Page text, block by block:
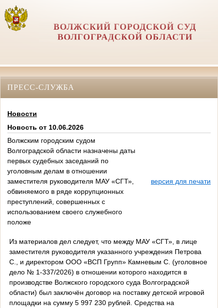
ВОЛЖСКИЙ ГОРОДСКОЙ СУД
ВОЛГОГРАДСКОЙ ОБЛАСТИ
ПРЕСС-СЛУЖБА
Новости
Новость от 10.06.2026
Волжским городским судом
Волгоградской области назначены даты
первых судебных заседаний по
уголовным делам в отношении
заместителя руководителя МАУ «СГТ»,
обвиняемого в ряде коррупционных
преступлений, совершенных с
использованием своего служебного
положе
версия для печати
Из материалов дел следует, что между МАУ «СГТ», в лице
заместителя руководителя указанного учреждения Петрова
С., и директором ООО «ВСП Групп» Камневым С. (уголовное
дело № 1-337/2026) в отношении которого находится в
производстве Волжского городского суда Волгоградской
области) был заключён договор на поставку детской игровой
площадки на сумму 5 997 230 рублей. Средства на